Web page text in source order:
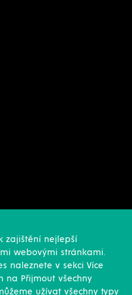
zajištění nejlepší
webovými stránkami.
naleznete v sekci Více
na Přijmout všechny
užívat všechny typy